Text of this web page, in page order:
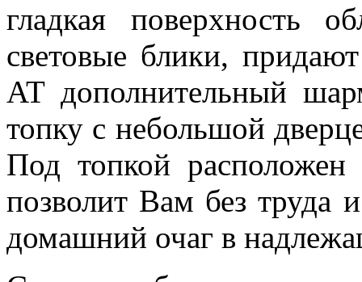
гладкая поверхность
световые блики,
AT дополнительный
топку с небольшой
Под топкой
позволит Вам без труда
домашний очаг в